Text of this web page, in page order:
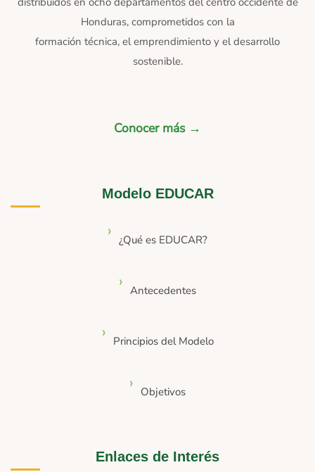
Honduras, comprometidos con la
formación técnica, el emprendimiento y el desarrollo
sostenible.
Conocer más →
Modelo EDUCAR
¿Qué es EDUCAR?
Antecedentes
Principios del Modelo
Objetivos
Enlaces de Interés